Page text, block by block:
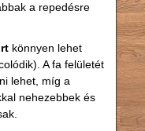
a repedésre
könnyen lehet
A fa felületét
lehet, míg a
nehezebbek és